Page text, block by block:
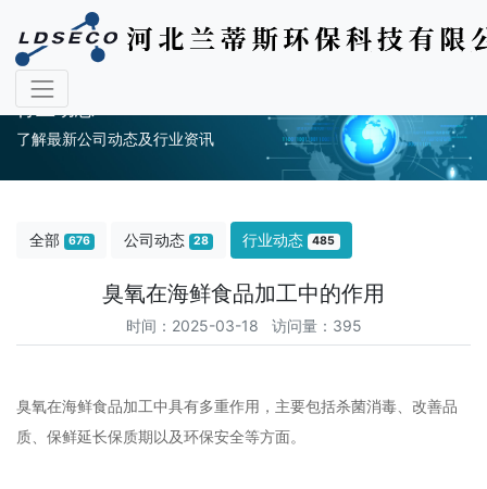
行业动态
了解最新公司动态及行业资讯
全部 676 公司动态 28 行业动态 485
臭氧在海鲜食品加工中的作用
时间：2025-03-18 访问量：395
臭氧在海鲜食品加工中具有多重作用，主要包括杀菌消毒、改善品
质、保鲜延长保质期以及环保安全等方面‌‌。